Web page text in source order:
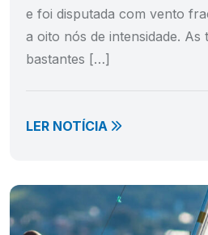
e foi disputada com vento
a oito nós de intensidade. As
bastantes […]
LER NOTÍCIA